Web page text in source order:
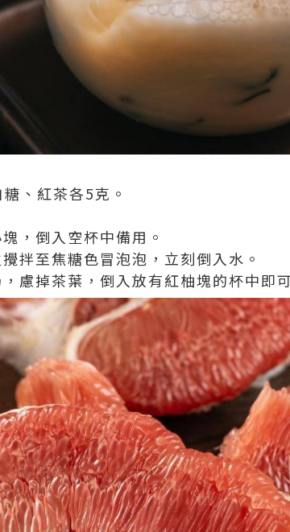
、紅茶各5克。
，倒入空杯中備用。
拌至焦糖色冒泡泡，立刻倒入水。
慮掉茶葉，倒入放有紅柚塊的杯中即